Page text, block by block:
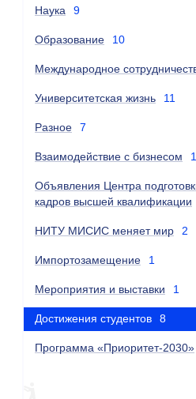
Наука 9
Образование 10
Международное
Университетская жизнь 11
Разное 7
Взаимодействие с бизнесом 1
Объявления Центра
кадров высшей квалификации
НИТУ МИСИС меняет мир 2
Импортозамещение 1
Мероприятия и выставки 1
Достижения студентов 8
Программа «Приоритет-2030»